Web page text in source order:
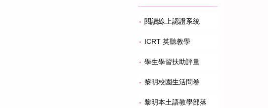
閱讀線上認證系統
ICRT 英聽教學
學生學習扶助評量
黎明校園生活問卷
黎明本土語教學部落